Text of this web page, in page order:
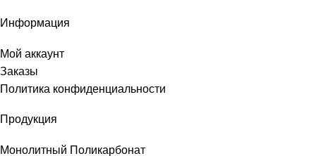
Информация
Мой аккаунт
Заказы
Политика конфиденциальности
Продукция
Монолитный Поликарбонат